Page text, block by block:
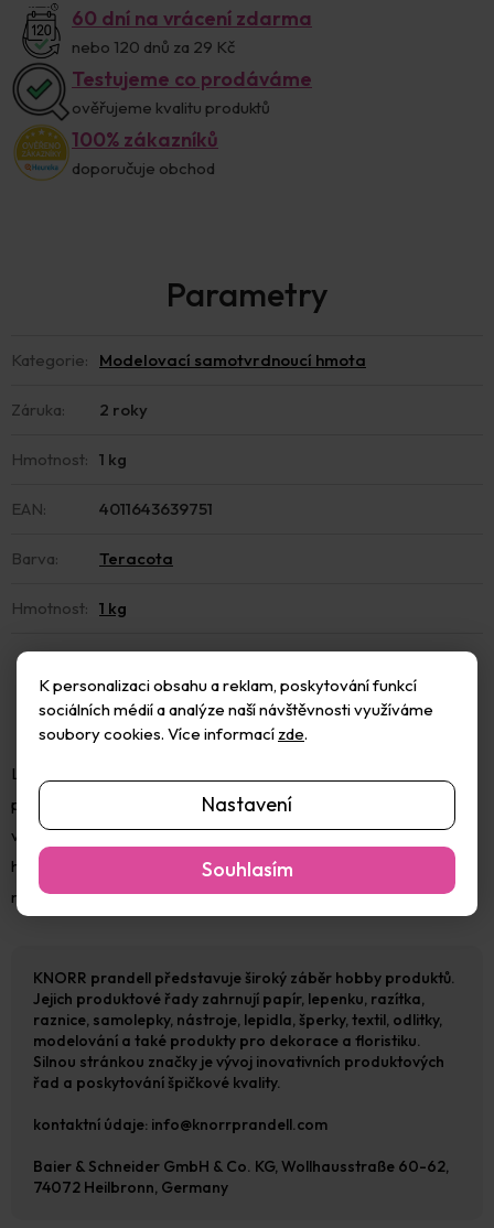
K personalizaci obsahu a reklam, poskytování funkcí
sociálních médií a analýze naší návštěvnosti využíváme
soubory cookies. Více informací zde.
Nastavení
Souhlasím
60 dní na vrácení zdarma
nebo 120 dnů za 29 Kč
Testujeme co prodáváme
ověřujeme kvalitu produktů
100% zákazníků
doporučuje obchod
Lehká měkká modelovací hmota pro děti i dospělé. Je okamžitě
připravena k použití. Praskliny na površích lze vyhladit trochou
vody. Vytvarovaný předmět nechejte schnout minimálně 36
hodin v závislosti na velikosti. Po zaschnutí lze hotový model
natřít akr
Kategorie: Modelovací samotvrdnoucí hmota
Záruka: 2 roky
Hmotnost: 1 kg
EAN: 4011643639751
Barva: Teracota
Hmotnost: 1 kg
KNORR prandell představuje široký záběr hobby produktů.
Jejich produktové řady zahrnují papír, lepenku, razítka,
raznice, samolepky, nástroje, lepidla, šperky, textil, odlitky,
modelování a také produkty pro dekorace a floristiku.
Silnou stránkou značky je vývoj inovativních produktových
řad a poskytování špičkové kvality.
kontaktní údaje: info@knorrprandell.com
Baier & Schneider GmbH & Co. KG, Wollhausstraße 60-62,
74072 Heilbronn, Germany